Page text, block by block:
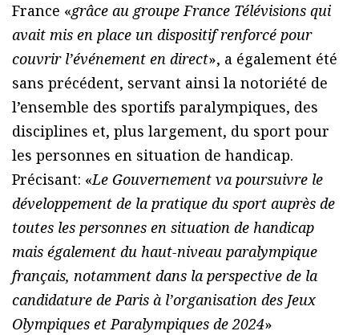
France «grâce au groupe France Télévisions qui
avait mis en place un dispositif renforcé pour
couvrir l’événement en direct», a également été
sans précédent, servant ainsi la notoriété de
l’ensemble des sportifs paralympiques, des
disciplines et, plus largement, du sport pour
les personnes en situation de handicap.
Précisant: «Le Gouvernement va poursuivre le
développement de la pratique du sport auprès de
toutes les personnes en situation de handicap
mais également du haut-niveau paralympique
français, notamment dans la perspective de la
candidature de Paris à l’organisation des Jeux
Olympiques et Paralympiques de 2024»